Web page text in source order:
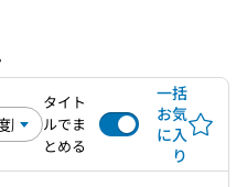
タイト
ルでま
とめる
一括
お気
に入
り